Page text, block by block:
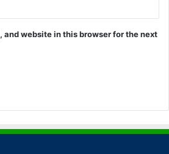
and website in this browser for the next